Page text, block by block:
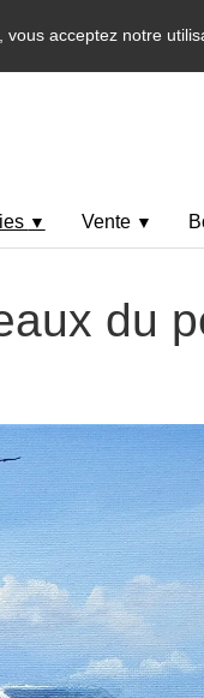
vous acceptez notre
▼ Vente ▼
du